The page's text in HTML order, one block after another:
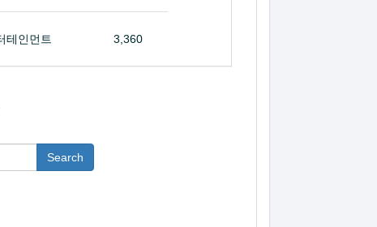
테인먼트 3,360
Search